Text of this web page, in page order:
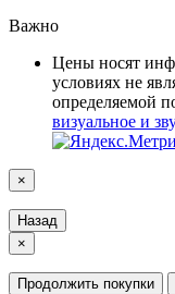
Важно
Цены носят
условиях не
определяемой
визуальное и
×
Назад
×
Продолжить покупки